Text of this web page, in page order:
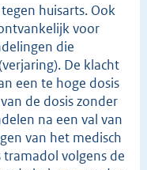
huisarts. Ook
voor
die
De klacht
een te hoge dosis
de dosis zonder
na een val van
van het medisch
tramadol volgens de